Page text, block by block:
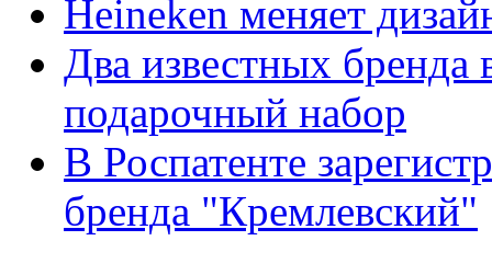
Heineken меняет
Два известных
подарочный набор
В Роспатенте
бренда "Кремлевский"